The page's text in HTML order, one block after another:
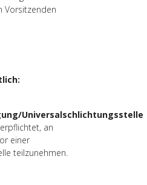
Vorsitzenden
Universalschlichtungsstelle
an
einer
teilzunehmen.